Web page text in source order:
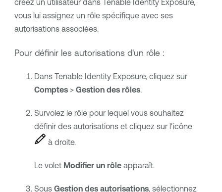
créez un utilisateur dans Tenable Identity Exposure,
vous lui assignez un rôle spécifique avec ses
autorisations associées.
Pour définir les autorisations d'un rôle :
Dans Tenable Identity Exposure, cliquez sur
Comptes> Gestion des rôles.
Survolez le rôle pour lequel vous souhaitez
définir des autorisations et cliquez sur l'icône
à droite.
Le volet Modifier un rôleapparaît.
Sous Gestion des autorisations, sélectionnez